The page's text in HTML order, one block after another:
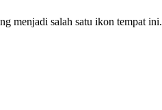
menjadi salah satu ikon tempat ini.